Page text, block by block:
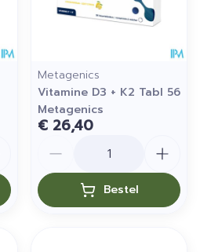
Metagenics
Vitamine D3 + K2 Tabl 56
Metagenics
€ 26,40
Bestel